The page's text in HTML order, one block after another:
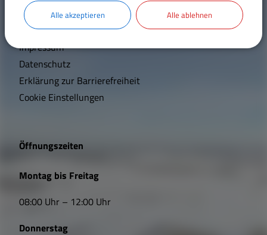
c
h
t
i
e
L
n
Kontakt
Inhaltsverzeichnis
Impressum
Datenschutz
Erklärung zur Barrierefreiheit
Cookie Einstellungen
Öffnungszeiten
Montag bis Freitag
08:00 Uhr – 12:00 Uhr
Donnerstag
Alle akzeptieren Alle ablehnen